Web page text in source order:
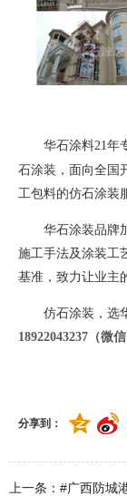
华石涂料21年
石涂装，面向全国
工包料的仿石涂装
华石涂装品牌
施工手法及涂装工
基准，致力让业主
仿石涂装，选
18922043237（微信
分享到：
上一条：#广西防